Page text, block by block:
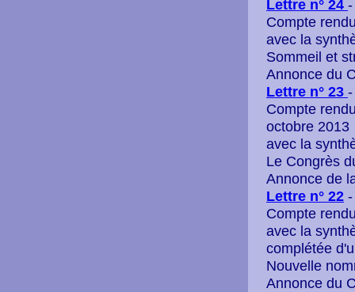
Lettre n° 24
Compte
avec la
Sommeil et
Annonce du
Lettre n° 23
Compte
octobre 2013
avec la
Le Congrès
Annonce de
Lettre n° 22
Compte
avec la
complétée
Nouvelle
Annonce du